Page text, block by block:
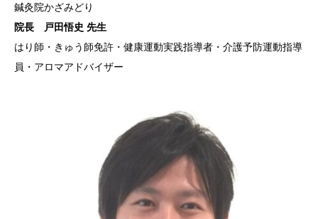
鍼灸院かざみどり
院長 戸田悟史 先生
はり師・きゅう師免許・健康運動実践指導者・介護予防運動指導
員・アロマアドバイザー